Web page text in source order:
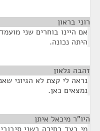
רוני בראון
אם היינו בוחרים שני
היתה נכונה.
זהבה גלאון
נראה לי קצת לא הגיוני
נמצאים כאן.
היו"ר מיכאל איתן